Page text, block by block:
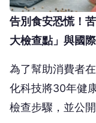
告別食安恐慌！
大檢查點」與國
為了幫助消費者
化科技將30年健
檢查步驟，並公